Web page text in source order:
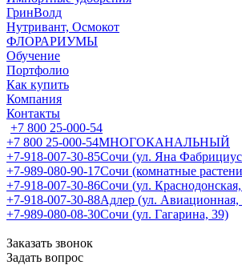
ГринВолд
Нутривант, Осмокот
ФЛОРАРИУМЫ
Обучение
Портфолио
Как купить
Компания
Контакты
+7 800 25-000-54
+7 800 25-000-54МНОГОКАНАЛЬНЫЙ
+7-918-007-30-85Сочи (ул. Яна
+7-989-080-90-17Сочи (комнатные
+7-918-007-30-86Сочи (ул.
+7-918-007-30-88Адлер (ул. Авиационная,
+7-989-080-08-30Сочи (ул. Гагарина, 39)
Заказать звонок
Задать вопрос